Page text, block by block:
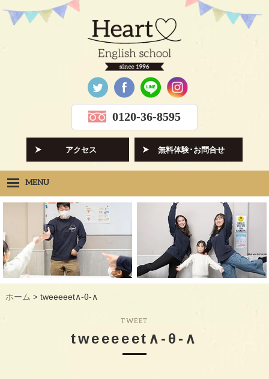
0120-36-8595
アクセス 無料体験･お問合せ
MENU
Heartの想い HOPE
クラス紹介 CLASS
先生紹介 INSTRUCTORS
ギャラリー GALLERY
VOICE
ホーム > tweeeeet∧-θ-∧
TWEET
tweeeeet∧-θ-∧